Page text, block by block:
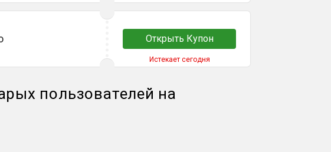
Открыть Купон
Истекает сегодня
пользователей на